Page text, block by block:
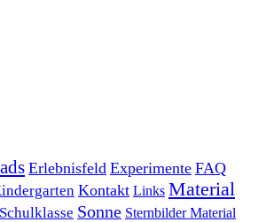
Erlebnisfeld Experimente FAQ
Kontakt Links Material
Schulklasse Sonne Sternbilder Material